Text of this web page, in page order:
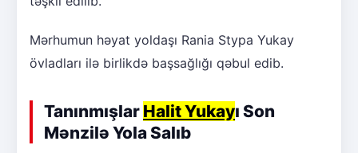
Mərhumun həyat yoldaşı Rania Stypa Yukay
övladları ilə birlikdə başsağlığı qəbul edib.
Tanınmışlar Halit Yukayı Son
Mənzilə Yola Salıb